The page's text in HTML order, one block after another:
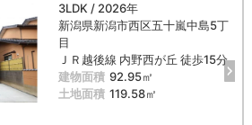
3LDK / 2026年
新潟県新潟市西区五十嵐中島5丁
目
ＪＲ越後線 内野西が丘 徒歩15分
建物面積 92.95㎡
土地面積 119.58㎡